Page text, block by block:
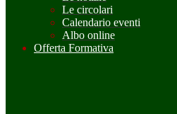
Le circolari
Calendario eventi
Albo online
Offerta Formativa